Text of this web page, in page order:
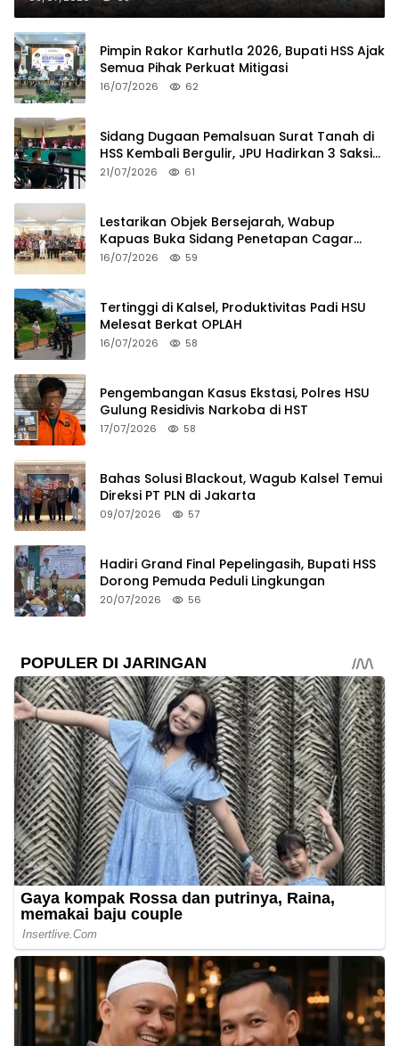
Pimpin Rakor Karhutla 2026, Bupati HSS Ajak
Semua Pihak Perkuat Mitigasi
16/07/2026 62
Sidang Dugaan Pemalsuan Surat Tanah di
HSS Kembali Bergulir, JPU Hadirkan 3 Saksi
Pelapor
21/07/2026 61
Lestarikan Objek Bersejarah, Wabup
Kapuas Buka Sidang Penetapan Cagar
Budaya 2026
16/07/2026 59
Tertinggi di Kalsel, Produktivitas Padi HSU
Melesat Berkat OPLAH
16/07/2026 58
Pengembangan Kasus Ekstasi, Polres HSU
Gulung Residivis Narkoba di HST
17/07/2026 58
Bahas Solusi Blackout, Wagub Kalsel Temui
Direksi PT PLN di Jakarta
09/07/2026 57
Hadiri Grand Final Pepelingasih, Bupati HSS
Dorong Pemuda Peduli Lingkungan
20/07/2026 56